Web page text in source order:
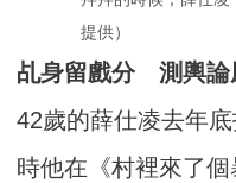
提供）
乩身留戲分 測輿論
42歲的薛仕凌去年
時他在《村裡來了